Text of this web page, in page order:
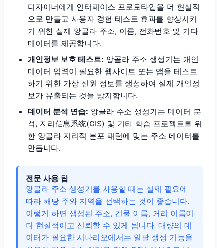
디자이너에게 인터페이스 프로토타입을 더 현실적
으로 만들고 사용자 경험 테스트 효과를 향상시키
기 위한 실제 앙골라 주소, 이름, 전화번호 및 기타
데이터를 제공합니다.
개인정보 보호 테스트: 앙골라 주소 생성기는 개인
데이터 입력이 필요한 웹사이트 또는 앱을 테스트
하기 위한 가상 신원 정보를 생성하여 실제 개인정
보가 유출되는 것을 방지합니다.
데이터 분석 연습: 앙골라 주소 생성기는 데이터 분
석, 지리信息系统(GIS) 및 기타 학습 프로젝트를 위
한 앙골라 지리적 분포 패턴에 맞는 주소 데이터를
만듭니다.
전문 사용 팁
앙골라 주소 생성기를 사용할 때는 실제 필요에
따라 해당 주와 지역을 선택하는 것이 좋습니다.
이렇게 하면 생성된 주소, 건물 이름, 거리 이름이
더 현실적이고 신뢰할 수 있게 됩니다. 대량의 데
이터가 필요한 시나리오에서는 일괄 생성 기능을